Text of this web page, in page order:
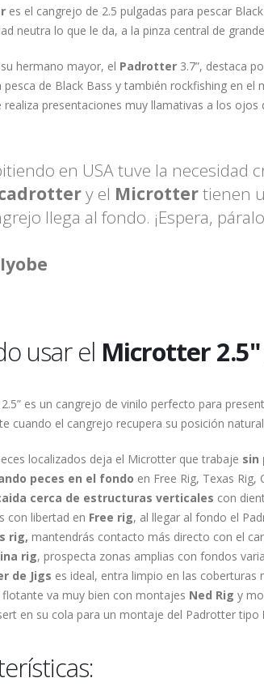
es el cangrejo de 2.5 pulgadas para pescar
neutra lo que le da, a la pinza central de
hermano mayor, el Padrotter 3.7”, destaca
pesca de Black Bass y también rockfishing en
presentaciones muy llamativas a los ojos
en USA tuve la necesidad
y el Microttertienen
llega al fondo. ¡Espera,
usar el Microtter 2.5"
es un cangrejo de vinilo perfecto para
cuando el cangrejo recupera su posición
localizados deja el Microtter que trabaje sin
peces en el fondo en Free Rig, Texas
cerca de estructuras verticales con
con libertad en Free rig, al llegar al fondo el
rig, mantendrás contacto más directo con el
rig, prospecta zonas amplias con fondos
de Jigs es ideal, entra limpio en las
flotante va muy bien con montajes Ned Rig y
en su cola para un montaje del Padrotter tipo